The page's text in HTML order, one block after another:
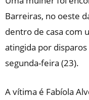
Barreiras, no oeste
dentro de casa com
atingida por
segunda-feira (23).
A vítima é Fabíola